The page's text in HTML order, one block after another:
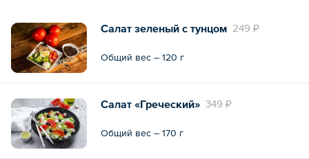
249 ₽
Салат зеленый с тунцом
Общий вес – 120 г
349 ₽
Салат «Греческий»
Общий вес – 170 г